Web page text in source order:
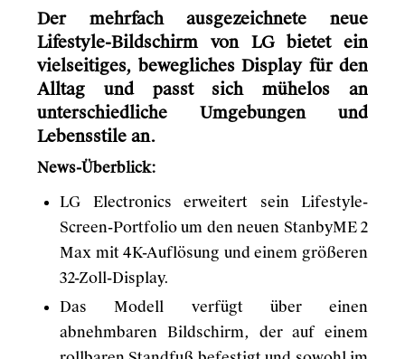
Der mehrfach ausgezeichnete neue
Lifestyle-Bildschirm von LG bietet ein
vielseitiges, bewegliches Display für den
Alltag und passt sich mühelos an
unterschiedliche Umgebungen und
Lebensstile an.
News-Überblick:
LG Electronics erweitert sein Lifestyle-
Screen-Portfolio um den neuen StanbyME 2
Max mit 4K-Auflösung und einem größeren
32-Zoll-Display.
Das Modell verfügt über einen
abnehmbaren Bildschirm, der auf einem